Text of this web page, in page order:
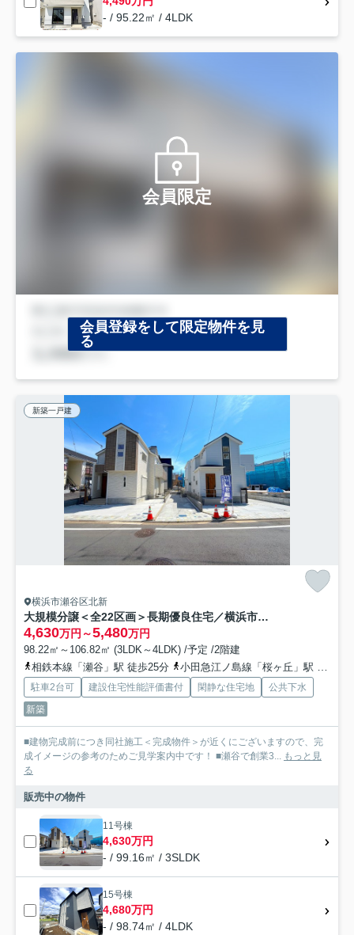
- / 95.22㎡ / 4LDK
会員限定
会員登録をして限定物件を見
る
新築一戸建
横浜市瀬谷区北新
大規模分譲＜全22区画＞長期優良住宅／横浜市瀬谷区北新
4,630万円～5,480万円
98.22㎡～106.82㎡ (3LDK～4LDK) /予定 /2階建
相鉄本線「瀬谷」駅 徒歩25分
小田急江ノ島線「桜ヶ丘」駅 徒歩18分
駐車2台可 建設住宅性能評価書付 閑静な住宅地
公共下水
新築
■建物完成前につき同社施工＜完成物件＞が近くにございますので、完
成イメージの参考のためご見学案内中です！ ■瀬谷で創業3... もっと見
る
販売中の物件
11号棟
4,630万円
- / 99.16㎡ / 3SLDK
15号棟
4,680万円
- / 98.74㎡ / 4LDK